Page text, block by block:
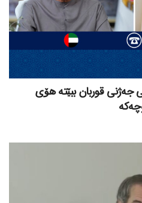
جەژنی قوربان ببێتە هۆی